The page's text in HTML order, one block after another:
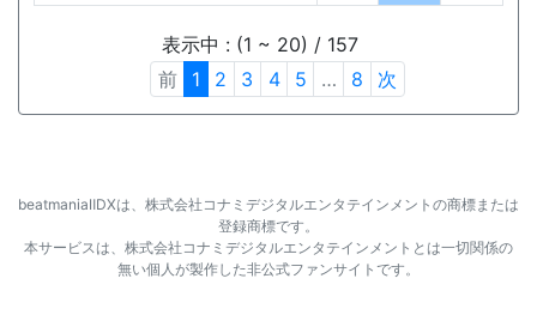
表示中 : (1 ~ 20) / 157
前
1 2 3 4 5 … 8 次
beatmaniaⅡDXは、株式会社コナミデジタルエンタテインメントの商標または
登録商標です。
本サービスは、株式会社コナミデジタルエンタテインメントとは一切関係の
無い個人が製作した非公式ファンサイトです。